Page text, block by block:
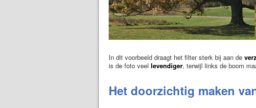
In dit voorbeeld draagt het filter sterk bij aan de
is de foto veel levendiger, terwijl links de boom
Het doorzichtig maken